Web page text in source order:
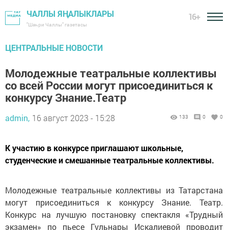
ЧАЛЛЫ ЯҢАЛЫКЛАРЫ
"Шәһри Чаллы" газетасы
16+
ЦЕНТРАЛЬНЫЕ НОВОСТИ
Молодежные театральные коллективы
со всей России могут присоединиться к
конкурсу Знание.Театр
admin, 16 август 2023 - 15:28 133 0 0
К участию в конкурсе приглашают школьные,
студенческие и смешанные театральные коллективы.
Молодежные театральные коллективы из Татарстана
могут присоединиться к конкурсу Знание. Театр.
Конкурс на лучшую постановку спектакля «Трудный
экзамен» по пьесе Гульнары Искалиевой проводит